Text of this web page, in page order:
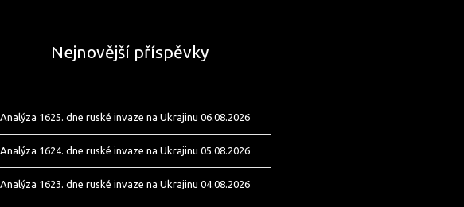
Nejnovější příspěvky
Analýza 1625. dne ruské invaze na Ukrajinu 06.08.2026
Analýza 1624. dne ruské invaze na Ukrajinu 05.08.2026
Analýza 1623. dne ruské invaze na Ukrajinu 04.08.2026